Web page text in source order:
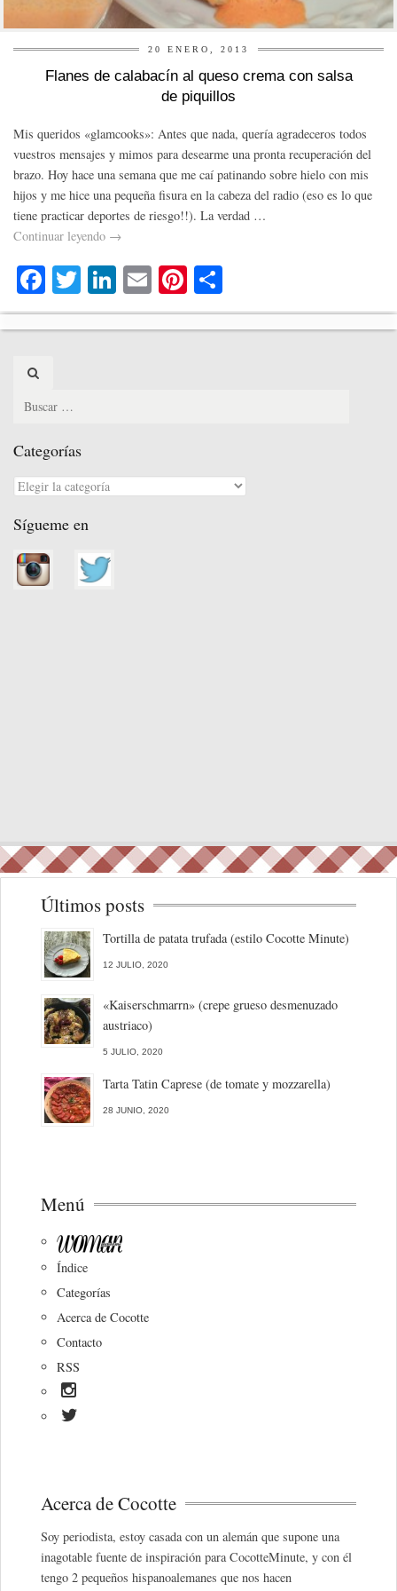
20 ENERO, 2013
Flanes de calabacín al queso crema con salsa
de piquillos
Mis queridos «glamcooks»: Antes que nada, quería agradeceros todos
vuestros mensajes y mimos para desearme una pronta recuperación del
brazo. Hoy hace una semana que me caí patinando sobre hielo con mis
hijos y me hice una pequeña fisura en la cabeza del radio (eso es lo que
tiene practicar deportes de riesgo!!). La verdad …
Continuar leyendo →
Fa
ce
bo
T
wi
tte
Li
nk
ed
E
m
ail
Pi
nt
er
o
m
Search
Categorías
Categorías
Sígueme en
Últimos posts
Tortilla de patata trufada (estilo Cocotte Minute)
12 JULIO, 2020
«Kaiserschmarrn» (crepe grueso desmenuzado
austriaco)
5 JULIO, 2020
Tarta Tatin Caprese (de tomate y mozzarella)
28 JUNIO, 2020
Menú
Índice
Categorías
Acerca de Cocotte
Contacto
RSS
Acerca de Cocotte
Soy periodista, estoy casada con un alemán que supone una
inagotable fuente de inspiración para CocotteMinute, y con él
tengo 2 pequeños hispanoalemanes que nos hacen